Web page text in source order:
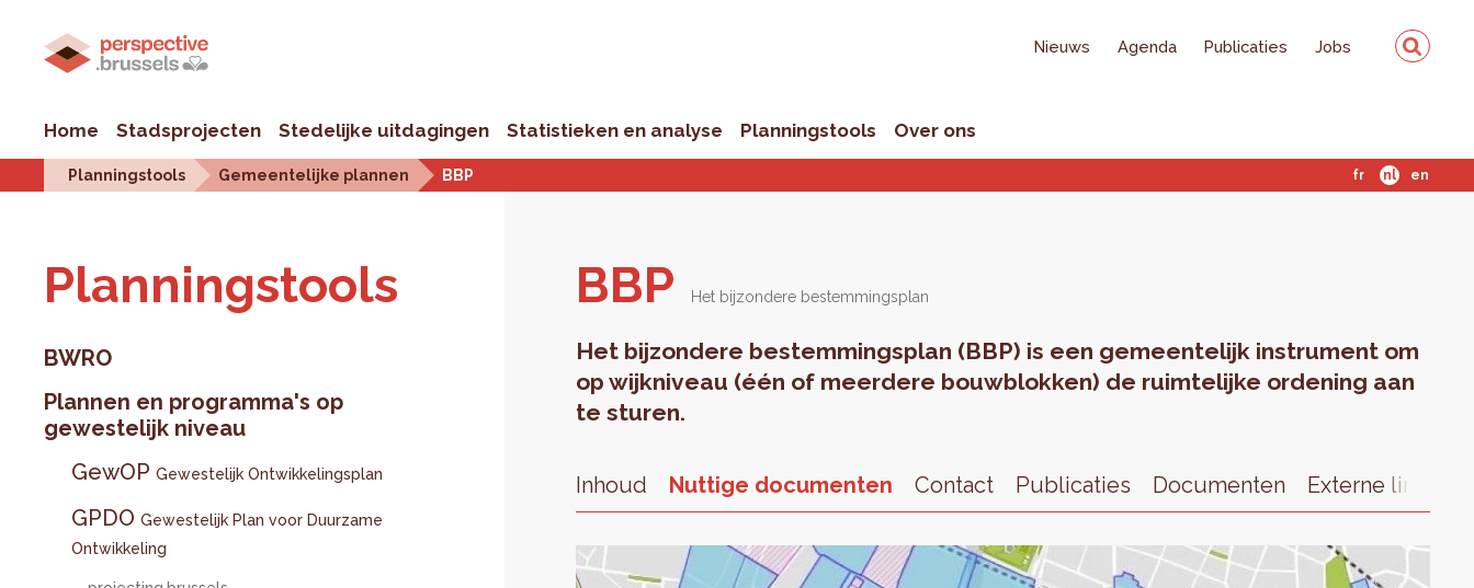
Nieuws Agenda Publicaties Jobs
Home Stadsprojecten Stedelijke uitdagingen Statistieken en analyse Planningstools Over ons
Planningstools Gemeentelijke plannen BBP fr nl en
Plan­ningstools
BWRO
Plannen en programma's op
gewestelijk niveau
GewOP Gewestelijk Ontwikkelingsplan
GPDO Gewestelijk Plan voor Duurzame
Ontwikkeling
BBP Het bijzondere bestemmingsplan
Het bijzondere bestemmingsplan (BBP) is een gemeentelijk instrument om
op wijkniveau (één of meerdere bouwblokken) de ruimtelijke ordening aan
te sturen.
Inhoud Nuttige documenten Contact Publicaties Documenten Externe links